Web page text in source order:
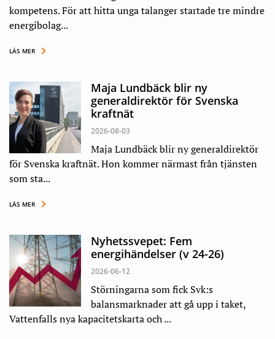
kompetens. För att hitta unga talanger startade tre mindre
energibolag...
LÄS MER
Maja Lundbäck blir ny
generaldirektör för Svenska
kraftnät
2026-08-03
Maja Lundbäck blir ny generaldirektör
för Svenska kraftnät. Hon kommer närmast från tjänsten
som sta...
LÄS MER
Nyhetssvepet: Fem
energihändelser (v 24-26)
2026-06-12
Störningarna som fick Svk:s
balansmarknader att gå upp i taket,
Vattenfalls nya kapacitetskarta och ...